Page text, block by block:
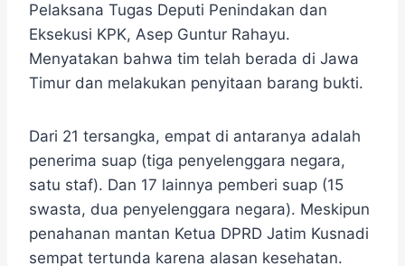
Pelaksana Tugas Deputi Penindakan dan
Eksekusi KPK, Asep Guntur Rahayu.
Menyatakan bahwa tim telah berada di Jawa
Timur dan melakukan penyitaan barang bukti.
Dari 21 tersangka, empat di antaranya adalah
penerima suap (tiga penyelenggara negara,
satu staf). Dan 17 lainnya pemberi suap (15
swasta, dua penyelenggara negara). Meskipun
penahanan mantan Ketua DPRD Jatim Kusnadi
sempat tertunda karena alasan kesehatan.